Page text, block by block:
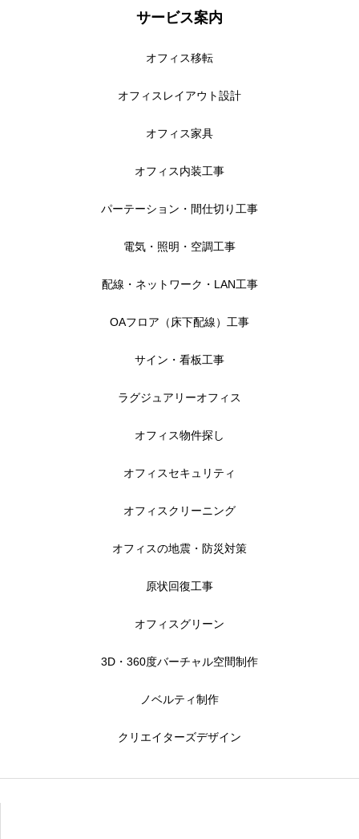
オフィスづくりブログ
サービス案内
オフィス移転
オフィスレイアウト設計
オフィス家具
オフィス内装工事
パーテーション・間仕切り工事
電気・照明・空調工事
配線・ネットワーク・LAN工事
OAフロア（床下配線）工事
サイン・看板工事
ラグジュアリーオフィス
オフィス物件探し
オフィスセキュリティ
オフィスクリーニング
オフィスの地震・防災対策
原状回復工事
オフィスグリーン
3D・360度バーチャル空間制作
ノベルティ制作
クリエイターズデザイン